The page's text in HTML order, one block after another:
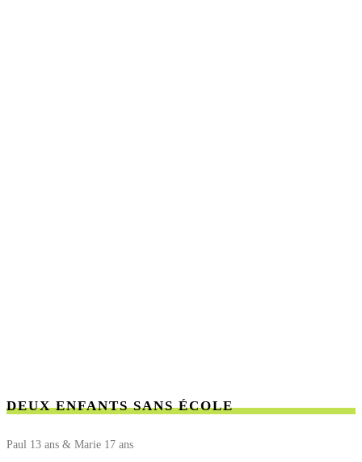
DEUX ENFANTS SANS ÉCOLE
Paul 13 ans & Marie 17 ans